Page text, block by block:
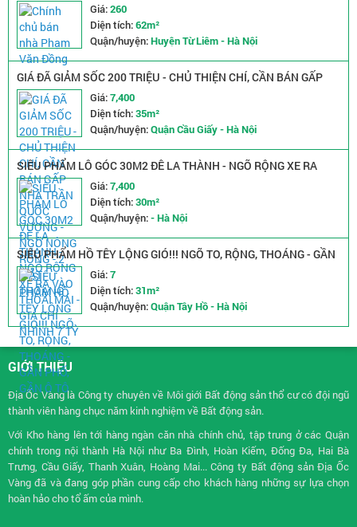
Giá:260
Diện tích:62m²
Quận/huyện:Huyện Từ Liêm - Hà Nội
GIÁ ĐÃ GIẢM SỐC 200 TRIỆU - CHỦ THIỆN CHÍ, CẦN BÁN GẤP
NHÀ TRẦN QUỐC VƯỢNG - NGÕ NÔNG RỘNG - 2 MẶT THOÁNG
Giá:7,400
Diện tích:35m²
Quận/huyện:Quận Cầu Giấy - Hà Nội
SIÊU PHẨM LÔ GÓC 30M2 ĐÊ LA THÀNH - NGÕ RỘNG XE RA
VÀO THOẢI MÁI - GIÁ CHỈ NHỈNH 7 TỶ
Giá:7,400
Diện tích:30m²
Quận/huyện:- Hà Nội
SIÊU PHẨM HỒ TÊY LỘNG GIÓ!!! NGÕ TO, RỘNG, THOÁNG - GẦN
PHỐ, GẦN Ô TÔGiá:7
Diện tích:31m²
Quận/huyện:Quận Tây Hồ - Hà Nội
GIỚI THIỆU
Địa Ốc Vàng là Công ty chuyên về Môi giới Bất động sảnthổ cư có đội ngũ
thành viên hàng chục năm kinh nghiệm về Bất động sản.
Với Kho hàng lên tới hàng ngàn căn nhà chính chủ, tập trung ở các Quận
chính trong nội thành Hà Nội như Ba Đình, Hoàn Kiếm, Đống Đa, Hai Bà
Trưng, Cầu Giấy, Thanh Xuân, Hoàng Mai... Công ty Bất động sản Địa Ốc
Vàng đã và đang góp phần cung cấp cho khách hàng những sự lựa chọn
hoàn hảo cho tổ ấm của mình.